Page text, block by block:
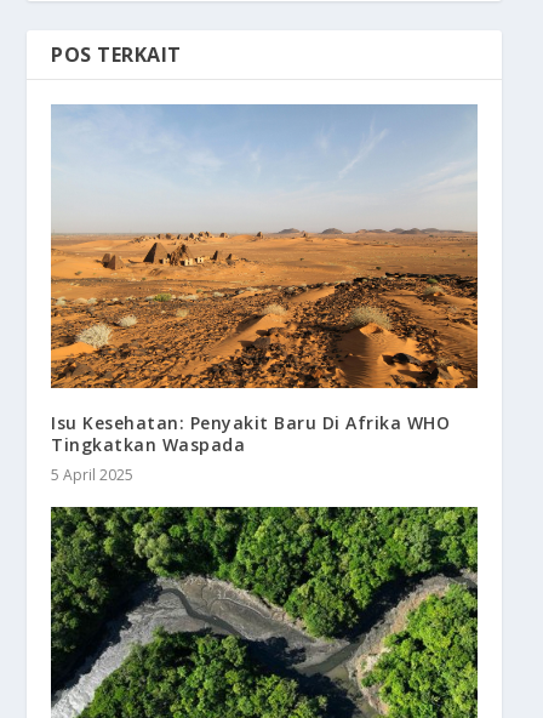
POS TERKAIT
Isu Kesehatan: Penyakit Baru Di Afrika WHO
Tingkatkan Waspada
5 April 2025